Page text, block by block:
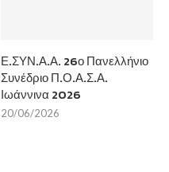
Ε.ΣΥΝ.Α.Α. 26ο Πανελλήνιο
Συνέδριο Π.Ο.Α.Σ.Α.
Ιωάννινα 2026
20/06/2026